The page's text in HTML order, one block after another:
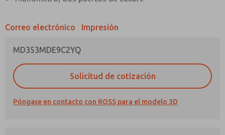
Correo electrónico Impresión
MD353MDE9C2YQ
Solicitud de cotización
Póngase en contacto con ROSS para el modelo 3D
¿Método de Contacto Preferido?
Correo Electrónico
Teléfono
Envíenme actualizaciones periódicas sobre